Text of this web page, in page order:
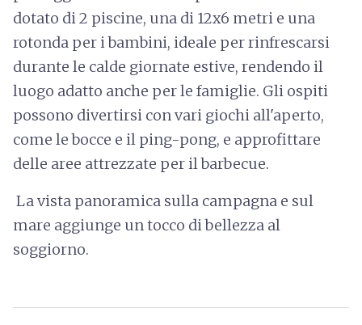
dotato di 2 piscine, una di 12x6 metri e una
rotonda per i bambini, ideale per rinfrescarsi
durante le calde giornate estive, rendendo il
luogo adatto anche per le famiglie. Gli ospiti
possono divertirsi con vari giochi all'aperto,
come le bocce e il ping-pong, e approfittare
delle aree attrezzate per il barbecue.
La vista panoramica sulla campagna e sul
mare aggiunge un tocco di bellezza al
soggiorno.